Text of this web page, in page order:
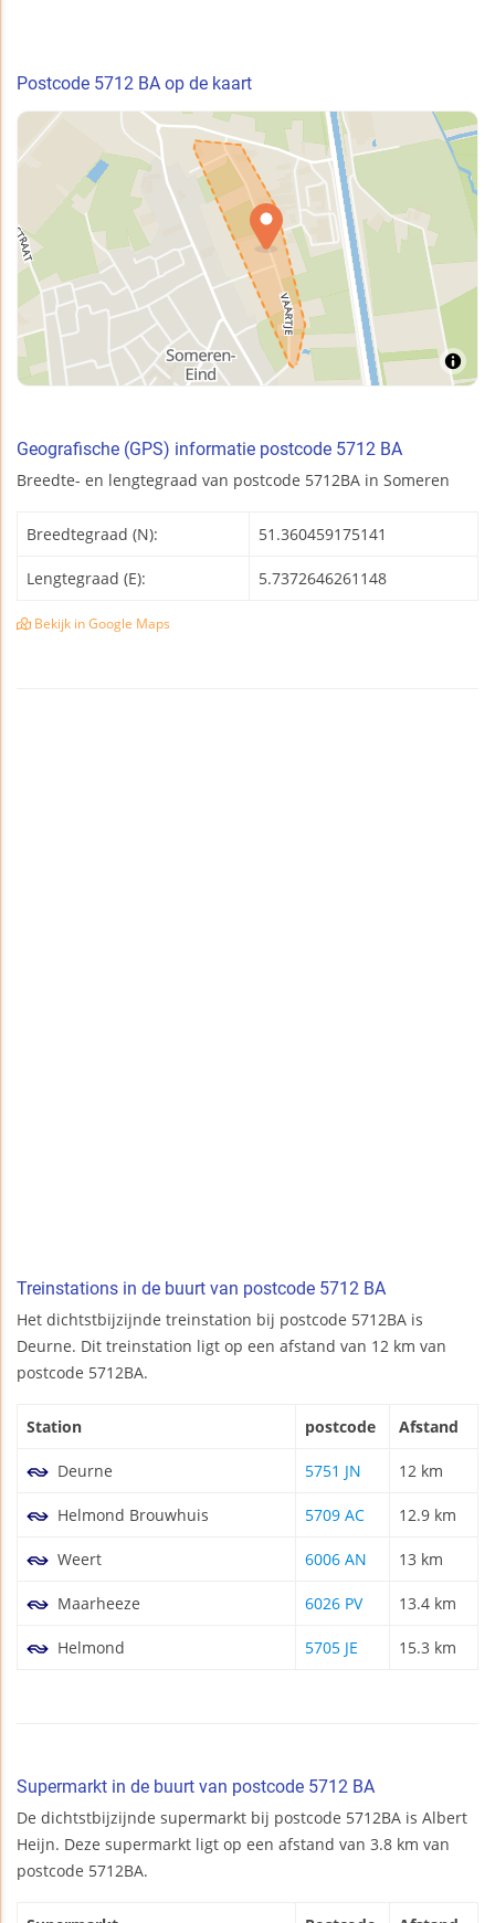
Postcode 5712 BA op de kaart
Geografische (GPS) informatie postcode 5712 BA
Breedte- en lengtegraad van postcode 5712BA in Someren
Breedtegraad (N): 51.360459175141
Lengtegraad (E): 5.7372646261148
Bekijk in Google Maps
Treinstations in de buurt van postcode 5712 BA
Het dichtstbijzijnde treinstation bij postcode 5712BA is
Deurne. Dit treinstation ligt op een afstand van 12 km van
postcode 5712BA.
Station postcode Afstand
Deurne 5751 JN 12 km
Helmond Brouwhuis 5709 AC 12.9 km
Weert 6006 AN 13 km
Maarheeze 6026 PV 13.4 km
Helmond 5705 JE 15.3 km
Supermarkt in de buurt van postcode 5712 BA
De dichtstbijzijnde supermarkt bij postcode 5712BA is Albert
Heijn. Deze supermarkt ligt op een afstand van 3.8 km van
postcode 5712BA.